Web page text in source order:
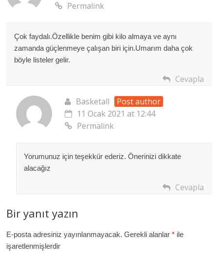
Permalink
Çok faydalı.Özellikle benim gibi kilo almaya ve aynı
zamanda güçlenmeye çalışan biri için.Umarım daha çok
böyle listeler gelir.
Cevapla
Basketall
Post author
11 Ocak 2021 at 12:44
Permalink
Yorumunuz için teşekkür ederiz. Önerinizi dikkate
alacağız
Cevapla
Bir yanıt yazın
E-posta adresiniz yayınlanmayacak. Gerekli alanlar* ile
işaretlenmişlerdir